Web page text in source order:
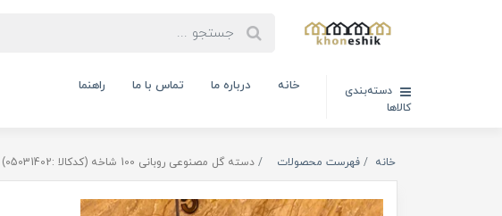
دسته‌بندی
کالاها
خانه درباره ما تماس با ما راهنما
خانه فهرست محصولات دسته گل مصنوعی روبانی 100 شاخه (کدکالا :05031402)